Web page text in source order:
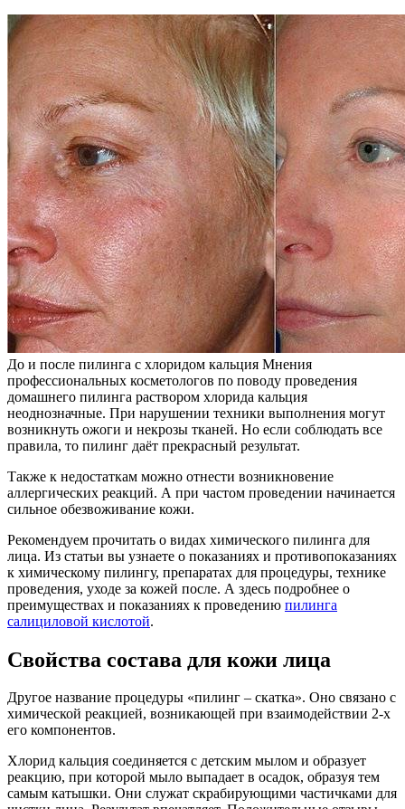
До и после пилинга с хлоридом кальция Мнения
профессиональных косметологов по поводу проведения
домашнего пилинга раствором хлорида кальция
неоднозначные. При нарушении техники выполнения могут
возникнуть ожоги и некрозы тканей. Но если соблюдать все
правила, то пилинг даёт прекрасный результат.
Также к недостаткам можно отнести возникновение
аллергических реакций. А при частом проведении начинается
сильное обезвоживание кожи.
Рекомендуем прочитать о видах химического пилинга для
лица. Из статьи вы узнаете о показаниях и противопоказаниях
к химическому пилингу, препаратах для процедуры, технике
проведения, уходе за кожей после. А здесь подробнее о
преимуществах и показаниях к проведению пилинга
салициловой кислотой.
Свойства состава для кожи лица
Другое название процедуры «пилинг – скатка». Оно связано с
химической реакцией, возникающей при взаимодействии 2-х
его компонентов.
Хлорид кальция соединяется с детским мылом и образует
реакцию, при которой мыло выпадает в осадок, образуя тем
самым катышки. Они служат скрабирующими частичками для